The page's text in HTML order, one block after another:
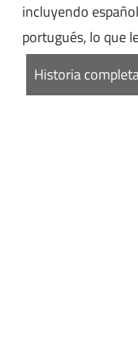
incluyendo
portugués, lo que
Historia